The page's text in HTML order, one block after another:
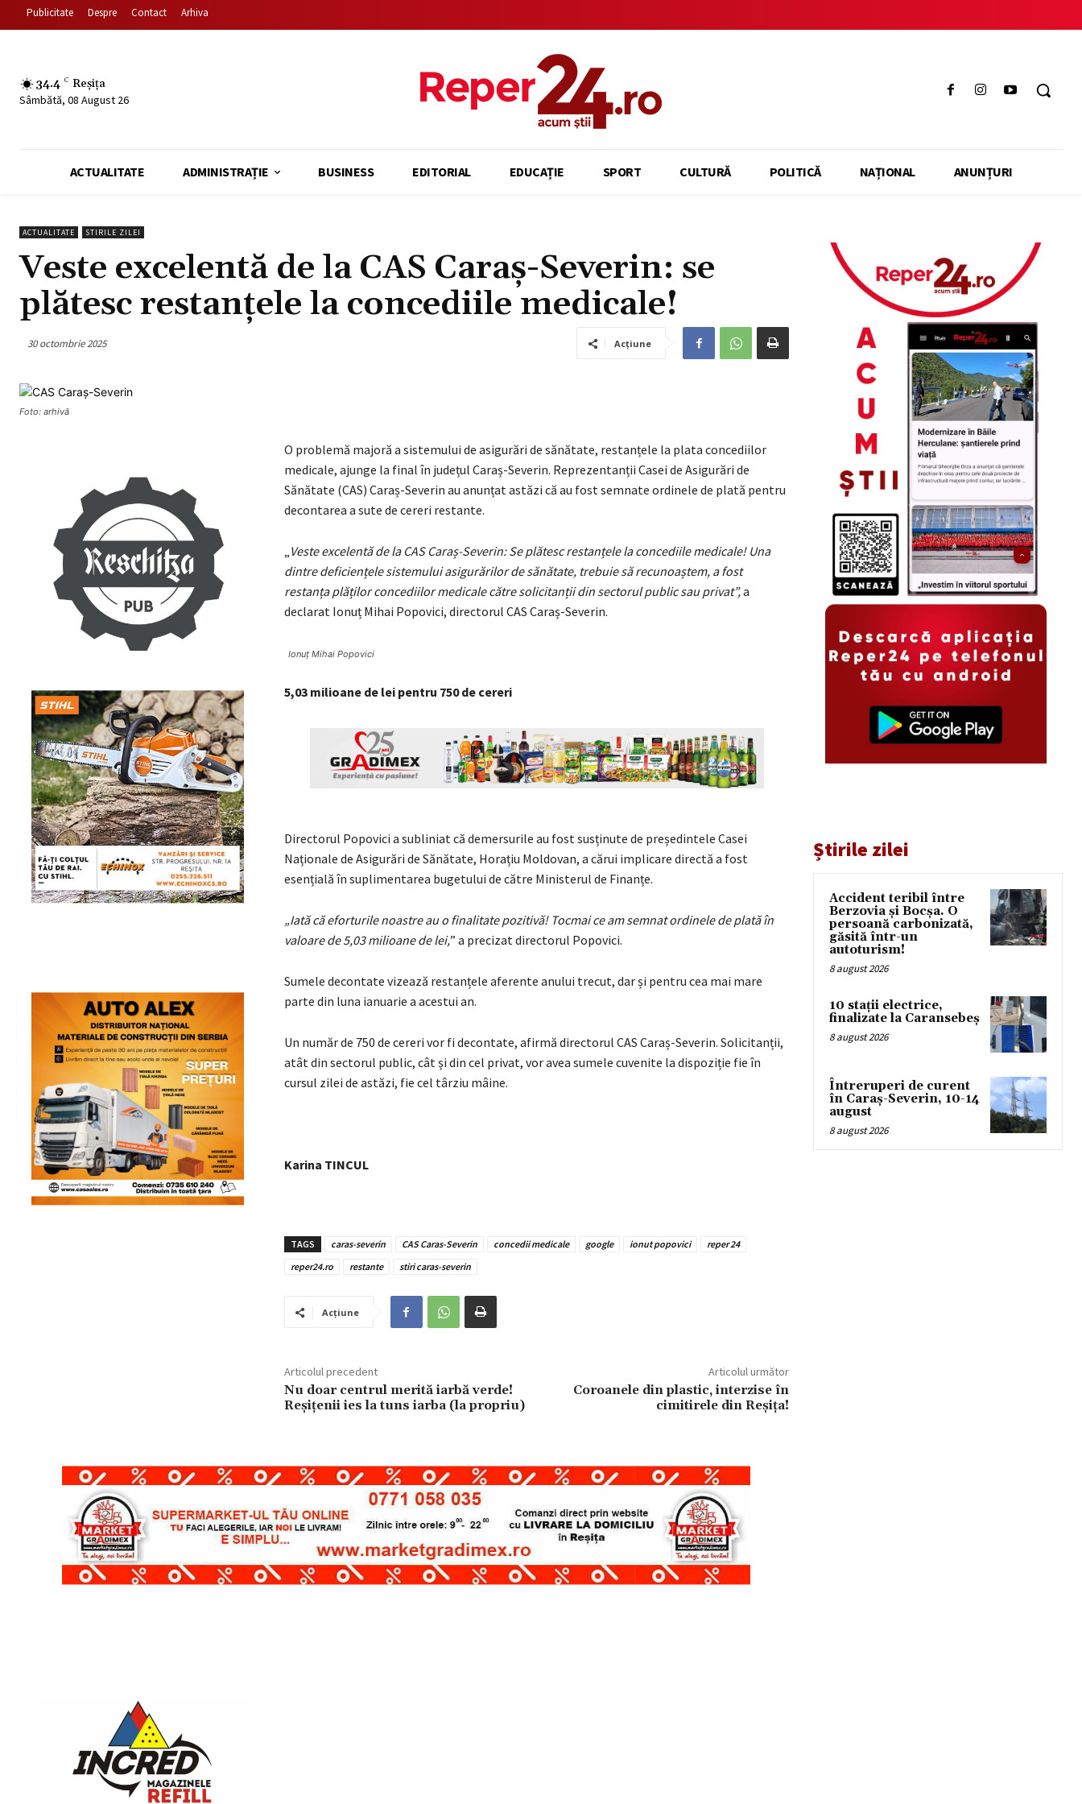
Publicitate Despre Contact Arhiva
34.4 C Reșița
Sâmbătă, 08 August 26
ACTUALITATE ADMINISTRAȚIE BUSINESS EDITORIAL EDUCAȚIE SPORT CULTURĂ POLITICĂ NAȚIONAL ANUNȚURI
ACTUALITATE STIRILE ZILEI
Veste excelentă de la CAS Caraș-Severin: se
plătesc restanțele la concediile medicale!
30 octombrie 2025 Acțiune
Foto: arhivă
O problemă majoră a sistemului de asigurări de sănătate, restanțele la plata concediilor
medicale, ajunge la final în județul Caraș-Severin. Reprezentanții Casei de Asigurări de
Sănătate (CAS) Caraș-Severin au anunțat astăzi că au fost semnate ordinele de plată pentru
decontarea a sute de cereri restante.
„Veste excelentă de la CAS Caraș-Severin: Se plătesc restanțele la concediile medicale! Una
dintre deficiențele sistemului asigurărilor de sănătate, trebuie să recunoaștem, a fost
restanța plăților concediilor medicale către solicitanții din sectorul public sau privat”,a
declarat Ionuț Mihai Popovici, directorul CAS Caraș-Severin.
Ionuț Mihai Popovici
5,03 milioane de lei pentru 750 de cereri
Directorul Popovici a subliniat că demersurile au fost susținute de președintele Casei
Naționale de Asigurări de Sănătate, Horațiu Moldovan, a cărui implicare directă a fost
esențială în suplimentarea bugetului de către Ministerul de Finanțe.
„Iată că eforturile noastre au o finalitate pozitivă! Tocmai ce am semnat ordinele de plată în
valoare de 5,03 milioane de lei,” a precizat directorul Popovici.
Sumele decontate vizează restanțele aferente anului trecut, dar și pentru cea mai mare
parte din luna ianuarie a acestui an.
Un număr de 750 de cereri vor fi decontate, afirmă directorul CAS Caraș-Severin. Solicitanții,
atât din sectorul public, cât și din cel privat, vor avea sumele cuvenite la dispoziție fie în
cursul zilei de astăzi, fie cel târziu mâine.
Karina TINCUL
TAGS caras-severin CAS Caras-Severin concedii medicale google ionut popovici
reper 24
reper24.ro
restante stiri caras-severin
Acțiune
Articolul precedent
Nu doar centrul merită iarbă verde!
Reșițenii ies la tuns iarba (la propriu)
Articolul următor
Coroanele din plastic, interzise în
cimitirele din Reșița!
Știrile zilei
Accident teribil între
Berzovia și Bocșa. O
persoană carbonizată,
găsită într-un
autoturism!
8 august 2026
10 stații electrice,
finalizate la Caransebeș
8 august 2026
Întreruperi de curent
în Caraș-Severin, 10-14
august
8 august 2026